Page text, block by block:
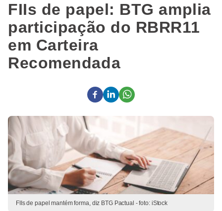
FIIs de papel: BTG amplia
participação do RBRR11
em Carteira
Recomendada
FIIs de papel mantém forma, diz BTG Pactual - foto: iStock